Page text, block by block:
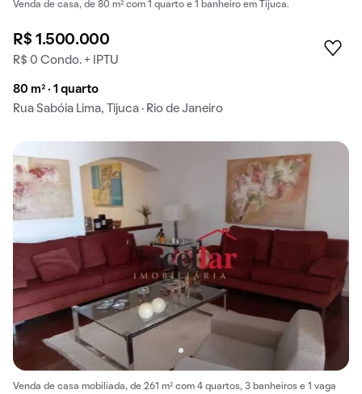
Venda de casa, de 80 m² com 1 quarto e 1 banheiro em Tijuca.
R$ 1.500.000
R$ 0 Condo. + IPTU
80 m² · 1 quarto
Rua Sabóia Lima, Tijuca · Rio de Janeiro
Venda de casa mobiliada, de 261 m² com 4 quartos, 3 banheiros e 1 vaga